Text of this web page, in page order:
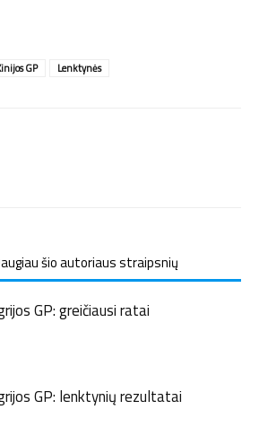
GP Lenktynės
šio autoriaus straipsnių
GP: greičiausi ratai
GP: lenktynių rezultatai